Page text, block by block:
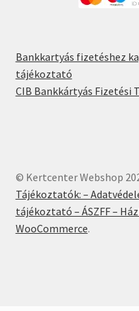
Bankkartyás fizetéshez
tájékoztató
CIB Bankkártyás Fizetési
© Kertcenter Webshop
Tájékoztatók: –
tájékoztató – ÁSZFF –
WooCommerce.